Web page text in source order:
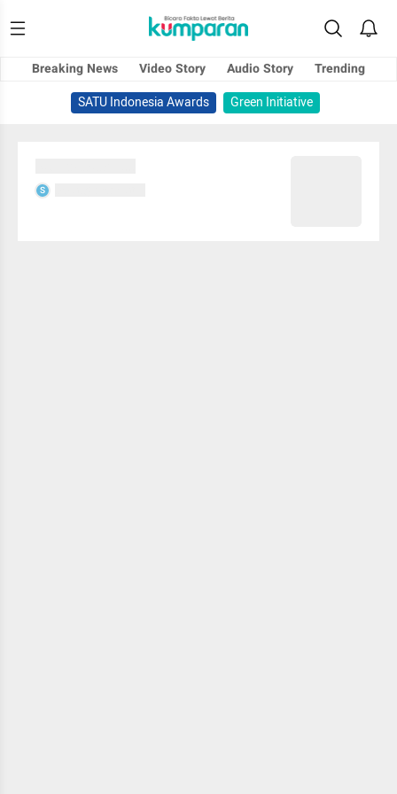
Breaking News Video Story Audio Story
Trending
SATU Indonesia Awards
Green Initiative
S